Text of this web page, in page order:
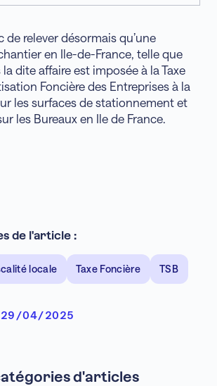
de relever désormais qu’une
en Ile-de-France, telle que
dite affaire est imposée à la Taxe
Foncière des Entreprises à la
les surfaces de stationnement et
les Bureaux en Ile de France.
de l'article :
locale Taxe Foncière TSB
04/2025
d'articles